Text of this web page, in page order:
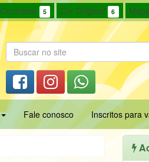
5 Cor Original 6
Fale conosco Inscritos para